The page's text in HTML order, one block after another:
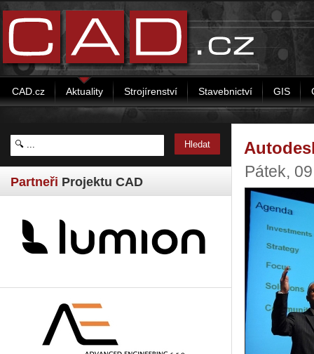
CAD.cz Aktuality Strojírenství Stavebnictví GIS
Partneři Projektu CAD
Pátek,